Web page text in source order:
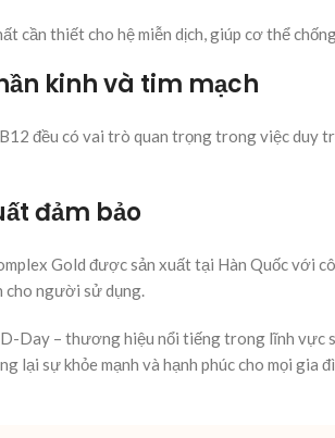
cần thiết cho hệ miễn dịch, giúp cơ thể
kinh và tim mạch
đều có vai trò quan trọng trong việc duy
đảm bảo
Gold được sản xuất tại Hàn Quốc với
cho người sử dụng.
Day – thương hiệu nổi tiếng trong lĩnh vực
lại sự khỏe mạnh và hạnh phúc cho mọi